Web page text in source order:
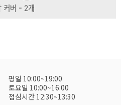
평일 10:00~19:00
토요일 10:00~16:00
점심시간 12:30~13:30